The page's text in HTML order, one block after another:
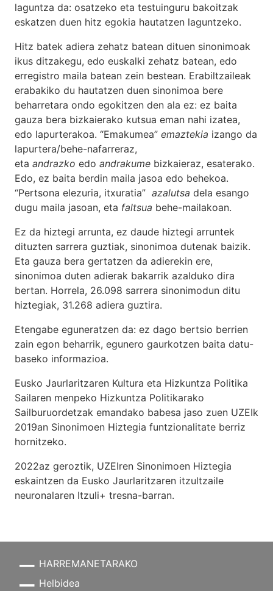
laguntza da: osatzeko eta testuinguru bakoitzak
eskatzen duen hitz egokia hautatzen laguntzeko.
Hitz batek adiera zehatz batean dituen sinonimoak
ikus ditzakegu, edo euskalki zehatz batean, edo
erregistro maila batean zein bestean. Erabiltzaileak
erabakiko du hautatzen duen sinonimoa bere
beharretara ondo egokitzen den ala ez: ez baita
gauza bera bizkaierako kutsua eman nahi izatea,
edo lapurterakoa. “Emakumea” emaztekia izango da
lapurtera/behe-nafarreraz,
eta andrazko edo andrakume bizkaieraz, esaterako.
Edo, ez baita berdin maila jasoa edo behekoa.
“Pertsona elezuria, itxuratia” azalutsa dela esango
dugu maila jasoan, eta faltsua behe-mailakoan.
Ez da hiztegi arrunta, ez daude hiztegi arruntek
dituzten sarrera guztiak, sinonimoa dutenak baizik.
Eta gauza bera gertatzen da adierekin ere,
sinonimoa duten adierak bakarrik azalduko dira
bertan. Horrela, 26.098 sarrera sinonimodun ditu
hiztegiak, 31.268 adiera guztira.
Etengabe eguneratzen da: ez dago bertsio berrien
zain egon beharrik, egunero gaurkotzen baita datu-
baseko informazioa.
Eusko Jaurlaritzaren Kultura eta Hizkuntza Politika
Sailaren menpeko Hizkuntza Politikarako
Sailburuordetzak emandako babesa jaso zuen UZEIk
2019an Sinonimoen Hiztegia funtzionalitate berriz
hornitzeko.
2022az geroztik, UZEIren Sinonimoen Hiztegia
eskaintzen da Eusko Jaurlaritzaren itzultzaile
neuronalaren Itzuli+ tresna-barran.
HARREMANETARAKO
Helbidea